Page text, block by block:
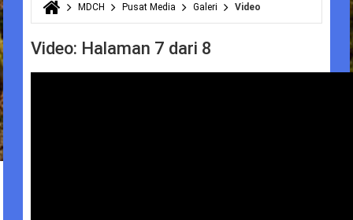
Anda di sini
MDCH Pusat Media Galeri Video
Video: Halaman 7 dari 8